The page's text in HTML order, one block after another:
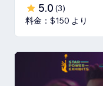
5.0 (3)
料金：$150 より